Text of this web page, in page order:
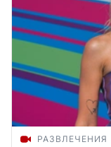
РАЗВЛЕЧЕНИЯ